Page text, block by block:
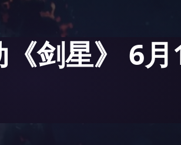
《剑星》 6